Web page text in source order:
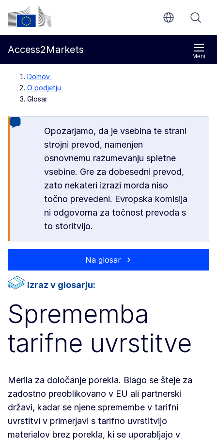
Preskoči na glavno vsebino
Evropska komisija
Meni
Access2Markets
Domov
O podjetju
Glosar
Opozarjamo, da je vsebina te strani
strojni prevod, namenjen
osnovnemu razumevanju spletne
vsebine. Gre za dobesedni prevod,
zato nekateri izrazi morda niso
točno prevedeni. Evropska komisija
ni odgovorna za točnost prevoda s
to storitvijo.
Na glosar
Izraz v glosarju:
Sprememba
tarifne uvrstitve
Merila za določanje porekla. Blago se šteje za
zadostno preoblikovano v EU ali partnerski
državi, kadar se njene spremembe v tarifni
uvrstitvi v primerjavi s tarifno uvrstitvijo
materialov brez porekla, ki se uporabljajo v